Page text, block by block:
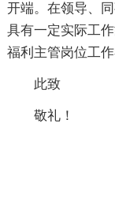
开端。在领导、
具有一定实际工
福利主管岗位工
此致
敬礼！